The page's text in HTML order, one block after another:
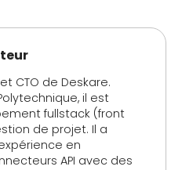
CTO de Deskare.
il est
fullstack (front
de projet. Il a
en
API avec des